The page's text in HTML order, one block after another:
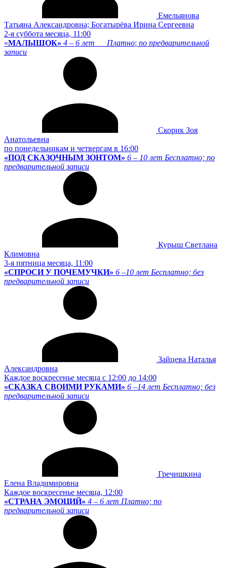
Емельянова
Татьяна Александровна; Богатырёва Ирина Сергеевна
2-я суббота месяца, 11:00
«МАЛЫШОК» 4 – 6 лет Платно; по предварительной
записи
Скорик Зоя
Анатольевна
по понедельникам и четвергам в 16:00
«ПОД СКАЗОЧНЫМ ЗОНТОМ» 6 – 10 лет Бесплатно; по
предварительной записи
Курыш Светлана
Климовна
3-я пятница месяца, 11:00
«СПРОСИ У ПОЧЕМУЧКИ» 6 –10 лет Бесплатно; без
предварительной записи
Зайцева Наталья
Александровна
Каждое воскресенье месяца с 12:00 до 14:00
«СКАЗКА СВОИМИ РУКАМИ» 6 –14 лет Бесплатно; без
предварительной записи
Гречишкина
Елена Владимировна
Каждое воскресенье месяца, 12:00
«СТРАНА ЭМОЦИЙ» 4 – 6 лет Платно; по
предварительной записи